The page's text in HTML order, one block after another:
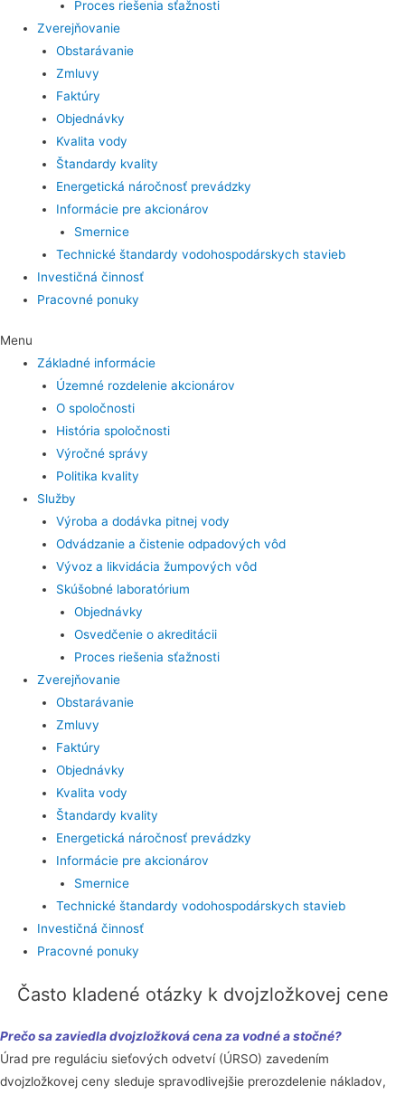
Proces riešenia sťažnosti
Zverejňovanie
Obstarávanie
Zmluvy
Faktúry
Objednávky
Kvalita vody
Štandardy kvality
Energetická náročnosť prevádzky
Informácie pre akcionárov
Smernice
Technické štandardy vodohospodárskych stavieb
Investičná činnosť
Pracovné ponuky
Menu
Základné informácie
Územné rozdelenie akcionárov
O spoločnosti
História spoločnosti
Výročné správy
Politika kvality
Služby
Výroba a dodávka pitnej vody
Odvádzanie a čistenie odpadových vôd
Vývoz a likvidácia žumpových vôd
Skúšobné laboratórium
Objednávky
Osvedčenie o akreditácii
Proces riešenia sťažnosti
Zverejňovanie
Obstarávanie
Zmluvy
Faktúry
Objednávky
Kvalita vody
Štandardy kvality
Energetická náročnosť prevádzky
Informácie pre akcionárov
Smernice
Technické štandardy vodohospodárskych stavieb
Investičná činnosť
Pracovné ponuky
Často kladené otázky k dvojzložkovej cene
Prečo sa zaviedla dvojzložková cena za vodné a stočné?
Úrad pre reguláciu sieťových odvetví (ÚRSO) zavedením
dvojzložkovej ceny sleduje spravodlivejšie prerozdelenie nákladov,